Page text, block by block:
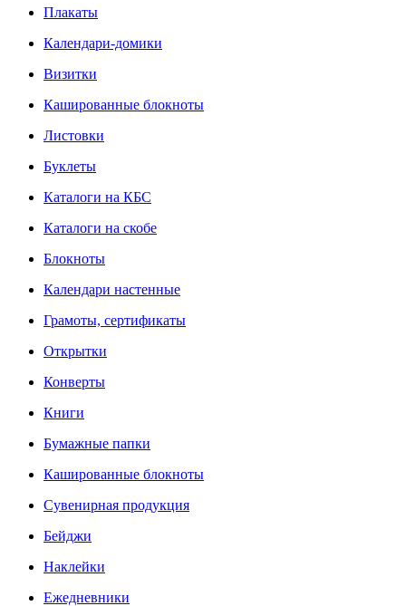
Плакаты
Календари-домики
Визитки
Кашированные блокноты
Листовки
Буклеты
Каталоги на КБС
Каталоги на скобе
Блокноты
Календари настенные
Грамоты, сертификаты
Открытки
Конверты
Книги
Бумажные папки
Кашированные блокноты
Сувенирная продукция
Бейджи
Наклейки
Ежедневники